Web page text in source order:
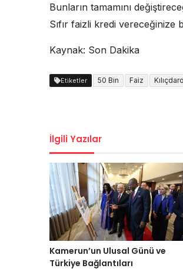
Bunların tamamını
Sıfır faizli kredi vereceğinize
Kaynak: Son Dakika
Etiketler 50 Bin Faiz
İlgili Yazılar
Kamerun’un Ulusal Günü ve
Türkiye Bağlantıları